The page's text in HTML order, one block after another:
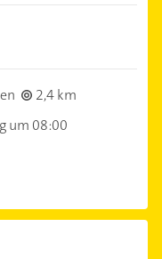
2,4 km
um 08:00